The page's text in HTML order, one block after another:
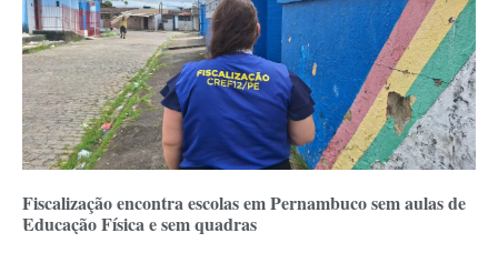
Fiscalização encontra escolas em Pernambuco sem aulas de
Educação Física e sem quadras